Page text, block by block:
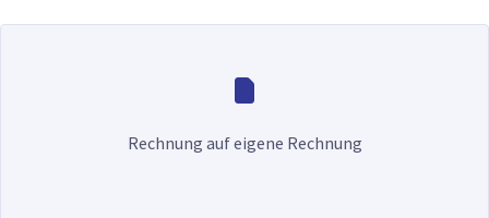
Rechnung auf eigene Rechnung